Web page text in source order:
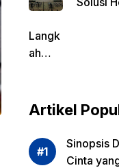
Langk
ah
dalam
si
Risiko
Artikel
Sinopsis
Cinta